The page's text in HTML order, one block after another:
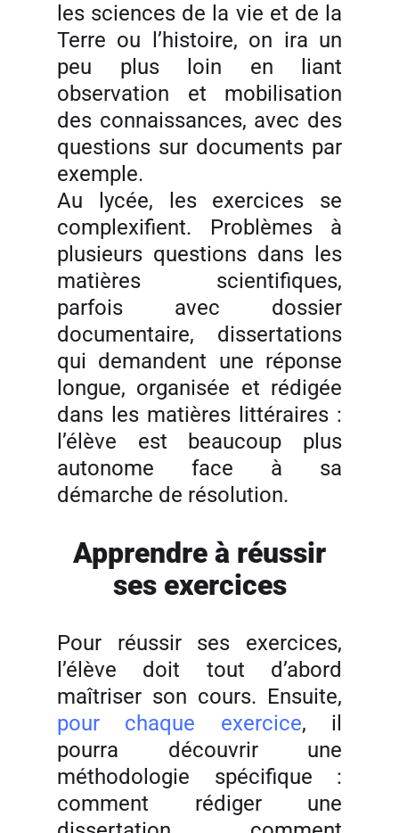
les sciences de la vie et de la
Terre ou l’histoire, on ira un
peu plus loin en liant
observation et mobilisation
des connaissances, avec des
questions sur documents par
exemple.
Au lycée, les exercices se
complexifient. Problèmes à
plusieurs questions dans les
matières scientifiques,
parfois avec dossier
documentaire, dissertations
qui demandent une réponse
longue, organisée et rédigée
dans les matières littéraires :
l’élève est beaucoup plus
autonome face à sa
démarche de résolution.
Apprendre à réussir
ses exercices
Pour réussir ses exercices,
l’élève doit tout d’abord
maîtriser son cours. Ensuite,
pour chaque exercice, il
pourra découvrir une
méthodologie spécifique :
comment rédiger une